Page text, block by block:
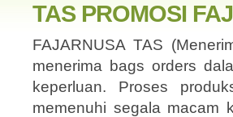
TAS PROMOSI
FAJARNUSA TAS
menerima bags orders
keperluan. Proses
memenuhi segala macam